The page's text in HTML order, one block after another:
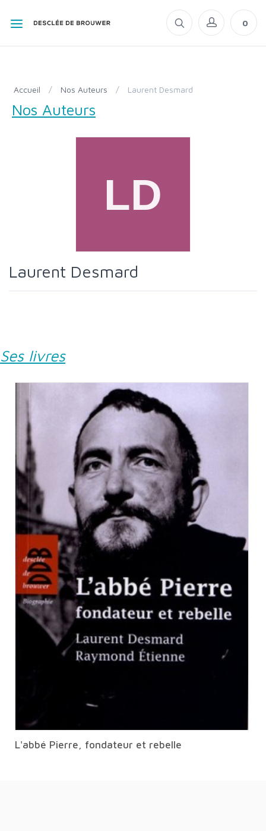
0
Accueil / Nos Auteurs / Laurent Desmard
Nos Auteurs
Laurent Desmard
Ses livres
L'abbé Pierre, fondateur et rebelle